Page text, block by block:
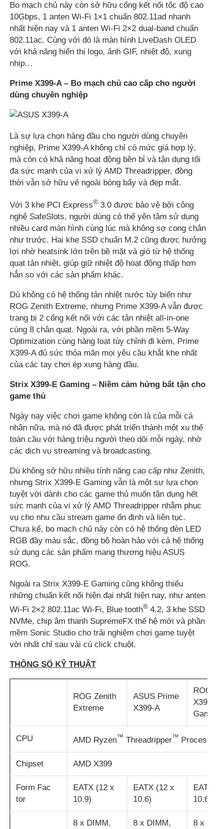
Bo mạch chủ này còn sở hữu cổng kết nối tốc độ cao
10Gbps, 1 anten Wi-Fi 1×1 chuẩn 802.11ad nhanh
nhất hiện nay và 1 anten Wi-Fi 2×2 dual-band chuẩn
802.11ac. Cùng với đó là màn hình LiveDash OLED
với khả năng hiển thị logo, ảnh GIF, nhiệt độ, xung
nhịp…
Prime X399-A – Bo mạch chủ cao cấp cho người
dùng chuyên nghiệp
Là sự lựa chọn hàng đầu cho người dùng chuyên
nghiệp, Prime X399-A không chỉ có mức giá hợp lý,
mà còn có khả năng hoạt động bền bỉ và tận dụng tối
đa sức mạnh của vi xử lý AMD Threadripper, đồng
thời vẫn sở hữu vẻ ngoài bóng bẩy và đẹp mắt.
Với 3 khe PCI Express® 3.0 được bảo vệ bởi công
nghệ SafeSlots, người dùng có thể yên tâm sử dụng
nhiều card màn hình cùng lúc mà không sợ cong chân
như trước. Hai khe SSD chuẩn M.2 cũng được hưởng
lợi nhờ heatsink lớn trên bề mặt và gió từ hệ thống
quạt tản nhiệt, giúp giữ nhiệt độ hoạt động thấp hơn
hẳn so với các sản phẩm khác.
Dù không có hệ thống tản nhiệt nước tùy biến như
ROG Zenith Extreme, nhưng Prime X399-A vẫn được
trang bị 2 cổng kết nối với các tản nhiệt all-in-one
cùng 8 chân quạt. Ngoài ra, với phần mềm 5-Way
Optimization cùng hàng loạt tùy chỉnh đi kèm, Prime
X399-A đủ sức thỏa mãn mọi yêu cầu khắt khe nhất
của các tay chơi ép xung hàng đầu.
Strix X399-E Gaming – Niềm cảm hứng bất tận cho
game thủ
Ngày nay việc chơi game không còn là của mỗi cá
nhân nữa, mà nó đã được phát triển thành một xu thế
toàn cầu với hàng triệu người theo dõi mỗi ngày, nhờ
các dịch vụ streaming và broadcasting.
Dù không sở hữu nhiều tính năng cao cấp như Zenith,
nhưng Strix X399-E Gaming vẫn là một sự lựa chọn
tuyệt vời dành cho các game thủ muốn tận dụng hết
sức mạnh của vi xử lý AMD Threadripper nhằm phục
vụ cho nhu cầu stream game ổn định và liên tục.
Chưa kể, bo mạch chủ này còn có hệ thống đèn LED
RGB đầy màu sắc, đồng bộ hoàn hảo với cả hệ thống
sử dụng các sản phẩm mang thương hiệu ASUS
ROG.
Ngoài ra Strix X399-E Gaming cũng không thiếu
những chuẩn kết nối hiện đại nhất hiện nay, như anten
Wi-Fi 2×2 802.11ac Wi-Fi, Blue tooth® 4.2, 3 khe SSD
NVMe, chip âm thanh SupremeFX thế hệ mới và phần
mềm Sonic Studio cho trải nghiệm chơi game tuyệt
vời nhất chỉ sau vài cú click chuột.
THÔNG SỐ KỸ THUẬT
ROG Zenith
Extreme
ASUS Prime
X399-A
ROG
X399-
CPU AMD Ryzen™ Threadripper™
Chipset AMD X399
Form Fac
tor
EATX (12 x
10.9)
EATX (12 x
10.6)
EATX
10.6)
8 x DIMM,
8 x DIMM,
8 x